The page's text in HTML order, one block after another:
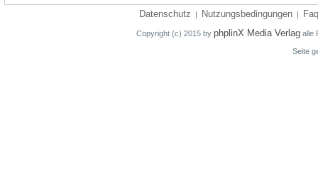
Datenschutz | Nutzungsbedingungen | Faq
Copyright (c) 2015 by phplinX Media Verlag alle
Seite